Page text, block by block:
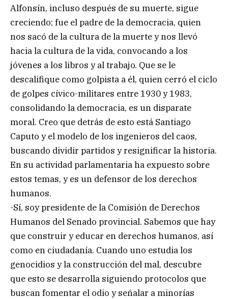
Alfonsín, incluso después de su muerte, sigue
creciendo; fue el padre de la democracia, quien
nos sacó de la cultura de la muerte y nos llevó
hacia la cultura de la vida, convocando a los
jóvenes a los libros y al trabajo. Que se le
descalifique como golpista a él, quien cerró el ciclo
de golpes cívico-militares entre 1930 y 1983,
consolidando la democracia, es un disparate
moral. Creo que detrás de esto está Santiago
Caputo y el modelo de los ingenieros del caos,
buscando dividir partidos y resignificar la historia.
En su actividad parlamentaria ha expuesto sobre
estos temas, y es un defensor de los derechos
humanos.
-Sí, soy presidente de la Comisión de Derechos
Humanos del Senado provincial. Sabemos que hay
que construir y educar en derechos humanos, así
como en ciudadanía. Cuando uno estudia los
genocidios y la construcción del mal, descubre
que esto se desarrolla siguiendo protocolos que
buscan fomentar el odio y señalar a minorías